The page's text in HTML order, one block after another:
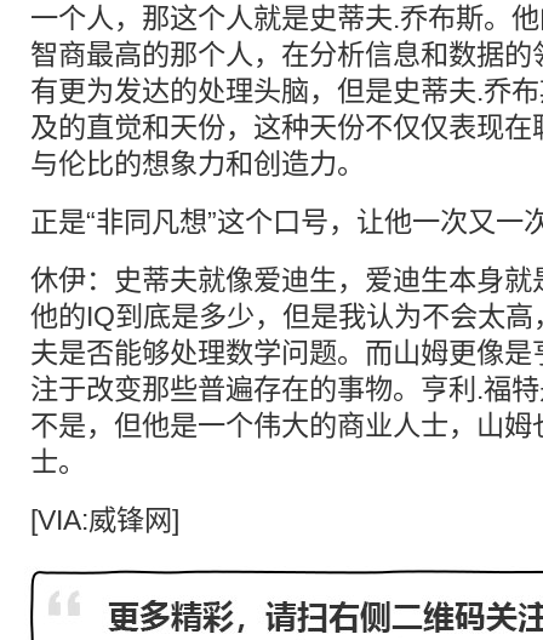
一个人，那这个人就是史蒂夫.乔布斯。
智商最高的那个人，在分析信息和数据
有更为发达的处理头脑，但是史蒂夫.乔
及的直觉和天份，这种天份不仅仅表现
与伦比的想象力和创造力。
正是“非同凡想”这个口号，让他一次又一
休伊：史蒂夫就像爱迪生，爱迪生本身
他的IQ到底是多少，但是我认为不会太
夫是否能够处理数学问题。而山姆更像
注于改变那些普遍存在的事物。亨利.福
不是，但他是一个伟大的商业人士，山
士。
[VIA:威锋网]